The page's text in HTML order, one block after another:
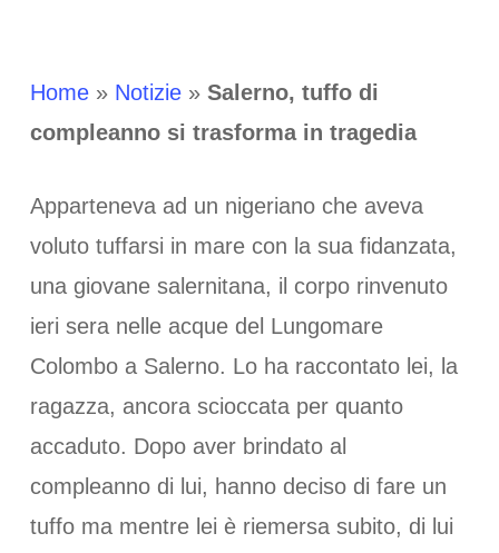
Home» Notizie» Salerno, tuffo di
compleanno si trasforma in tragedia
Apparteneva ad un nigeriano che aveva
voluto tuffarsi in mare con la sua fidanzata,
una giovane salernitana, il corpo rinvenuto
ieri sera nelle acque del Lungomare
Colombo a Salerno. Lo ha raccontato lei, la
ragazza, ancora scioccata per quanto
accaduto. Dopo aver brindato al
compleanno di lui, hanno deciso di fare un
tuffo ma mentre lei è riemersa subito, di lui